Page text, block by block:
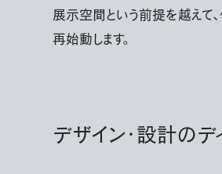
展示空間という前提を越えて
再始動します。
デザイン・設計のデ